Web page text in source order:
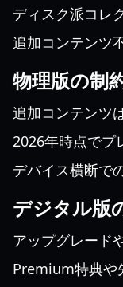
ディスク派コレ
追加コンテンツ
物理版の制
追加コンテンツ
2026年時点でプ
デバイス横断で
デジタル版
アップグレード
Premium特典や